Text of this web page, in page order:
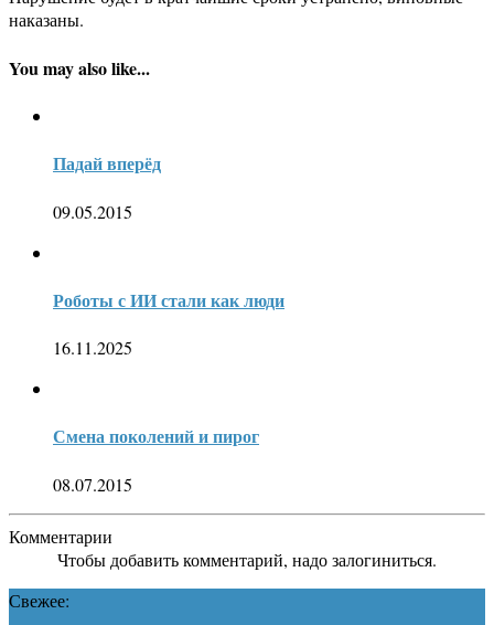
наказаны.
You may also like...
Падай вперёд
09.05.2015
Роботы с ИИ стали как люди
16.11.2025
Смена поколений и пирог
08.07.2015
Комментарии
Чтобы добавить комментарий, надо залогиниться.
Свежее: